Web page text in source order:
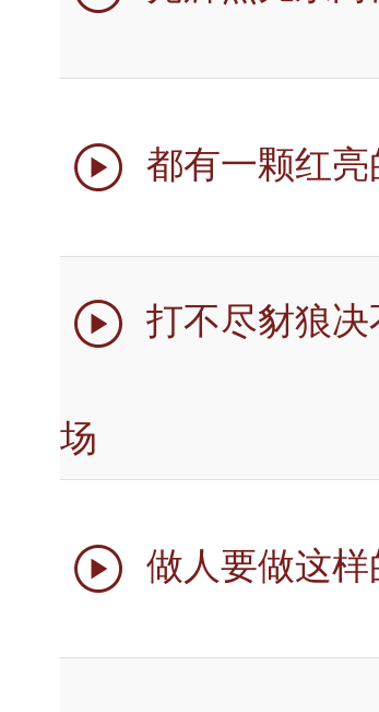
 都有一颗红
 打不尽豺狼
场
 做人要做这样